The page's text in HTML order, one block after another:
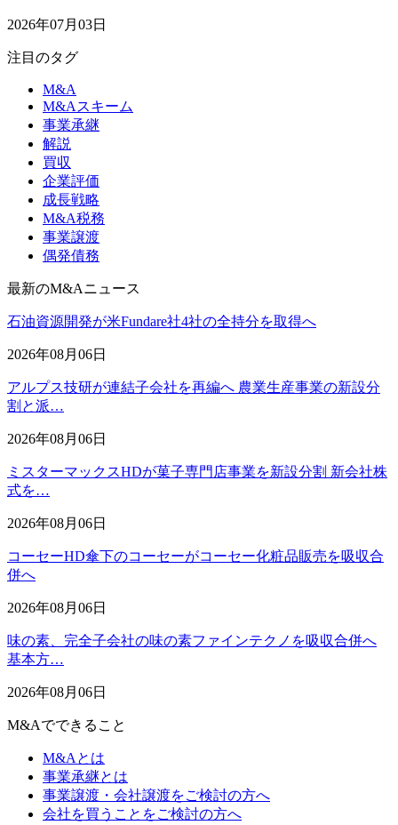
2026年07月03日
注目のタグ
M&A
M&Aスキーム
事業承継
解説
買収
企業評価
成長戦略
M&A税務
事業譲渡
偶発債務
最新のM&Aニュース
石油資源開発が米Fundare社4社の全持分を取得へ
2026年08月06日
アルプス技研が連結子会社を再編へ 農業生産事業の新設分
割と派…
2026年08月06日
ミスターマックスHDが菓子専門店事業を新設分割 新会社株
式を…
2026年08月06日
コーセーHD傘下のコーセーがコーセー化粧品販売を吸収合
併へ
2026年08月06日
味の素、完全子会社の味の素ファインテクノを吸収合併へ
基本方…
2026年08月06日
M&Aでできること
M&Aとは
事業承継とは
事業譲渡・会社譲渡をご検討の方へ
会社を買うことをご検討の方へ